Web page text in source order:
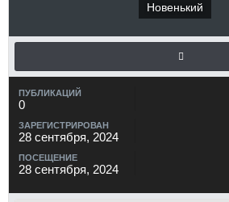
Новенький
ПУБЛИКАЦИЙ
0
ЗАРЕГИСТРИРОВАН
28 сентября, 2024
ПОСЕЩЕНИЕ
28 сентября, 2024